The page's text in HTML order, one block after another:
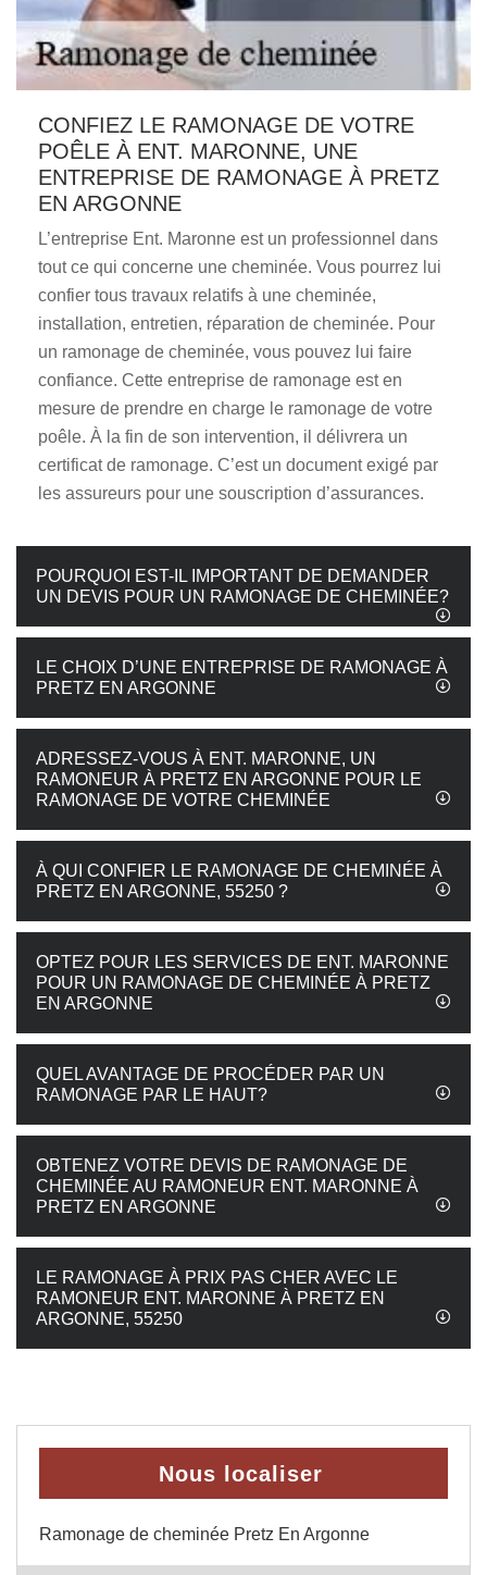
CONFIEZ LE RAMONAGE DE VOTRE
POÊLE À ENT. MARONNE, UNE
ENTREPRISE DE RAMONAGE À PRETZ
EN ARGONNE
L’entreprise Ent. Maronne est un professionnel dans
tout ce qui concerne une cheminée. Vous pourrez lui
confier tous travaux relatifs à une cheminée,
installation, entretien, réparation de cheminée. Pour
un ramonage de cheminée, vous pouvez lui faire
confiance. Cette entreprise de ramonage est en
mesure de prendre en charge le ramonage de votre
poêle. À la fin de son intervention, il délivrera un
certificat de ramonage. C’est un document exigé par
les assureurs pour une souscription d’assurances.
POURQUOI EST-IL IMPORTANT DE DEMANDER
UN DEVIS POUR UN RAMONAGE DE CHEMINÉE?
LE CHOIX D’UNE ENTREPRISE DE RAMONAGE À
PRETZ EN ARGONNE
ADRESSEZ-VOUS À ENT. MARONNE, UN
RAMONEUR À PRETZ EN ARGONNE POUR LE
RAMONAGE DE VOTRE CHEMINÉE
À QUI CONFIER LE RAMONAGE DE CHEMINÉE À
PRETZ EN ARGONNE, 55250 ?
OPTEZ POUR LES SERVICES DE ENT. MARONNE
POUR UN RAMONAGE DE CHEMINÉE À PRETZ
EN ARGONNE
QUEL AVANTAGE DE PROCÉDER PAR UN
RAMONAGE PAR LE HAUT?
OBTENEZ VOTRE DEVIS DE RAMONAGE DE
CHEMINÉE AU RAMONEUR ENT. MARONNE À
PRETZ EN ARGONNE
LE RAMONAGE À PRIX PAS CHER AVEC LE
RAMONEUR ENT. MARONNE À PRETZ EN
ARGONNE, 55250
Nous localiser
Ramonage de cheminée Pretz En Argonne